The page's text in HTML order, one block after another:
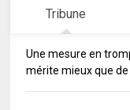
Tribune
Une mesure en
mérite mieux que